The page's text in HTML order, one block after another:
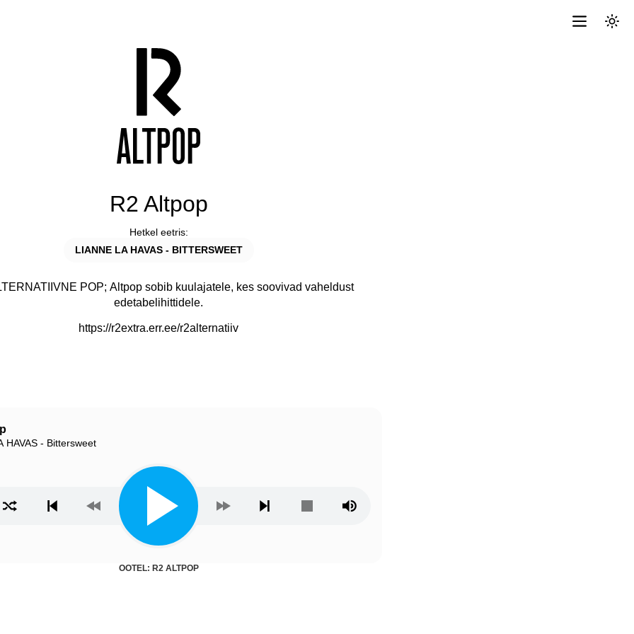
R2 Altpop
Hetkel eetris:
LIANNE LA HAVAS - BITTERSWEET
POP; Altpop sobib kuulajatele, kes soovivad vaheldust
edetabelihittidele.
https://r2extra.err.ee/r2alternatiiv
HAVAS - Bittersweet
OOTEL: R2 ALTPOP